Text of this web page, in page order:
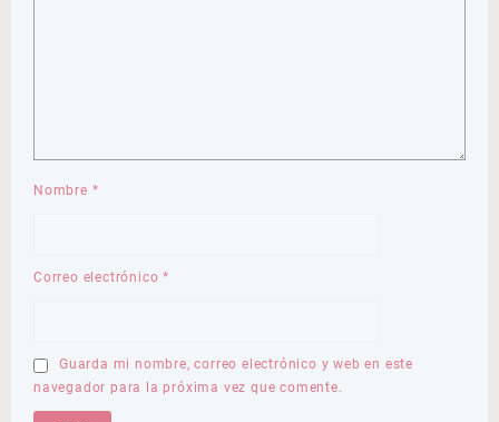
Nombre *
Correo electrónico*
Guarda mi nombre, correo electrónico y web en este
navegador para la próxima vez que comente.